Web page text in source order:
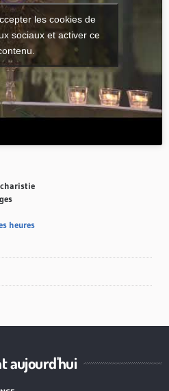
les cookies de
sociaux et activer ce
heures
aujourd'hui